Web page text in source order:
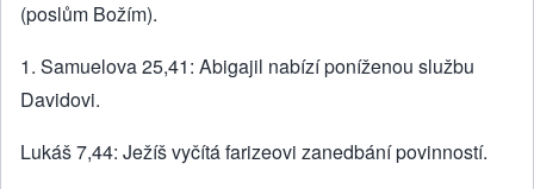
(poslům Božím).
1. Samuelova 25,41: Abigajil nabízí poníženou službu
Davidovi.
Lukáš 7,44: Ježíš vyčítá farizeovi zanedbání povinností.